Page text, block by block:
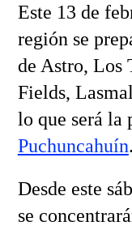
Este 13 de
región se
de Astro, Los
Fields,
lo que será la
Puchuncahuín.
Desde este
se